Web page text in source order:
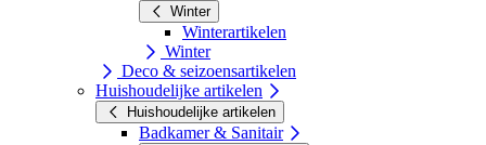
Winter
Winterartikelen
Winter
Deco & seizoensartikelen
Huishoudelijke artikelen
Huishoudelijke artikelen
Badkamer & Sanitair